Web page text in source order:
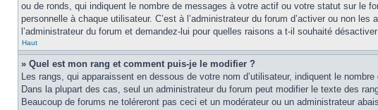
ou de ronds, qui indiquent le nombre de messages à votre actif ou votre statut sur le
personnelle à chaque utilisateur. C’est à l’administrateur du forum d’activer ou non
l’administrateur du forum et demandez-lui pour quelles raisons a t-il souhaité
Haut
» Quel est mon rang et comment puis-je le modifier ?
Les rangs, qui apparaissent en dessous de votre nom d’utilisateur, indiquent le
Dans la plupart des cas, seul un administrateur du forum peut modifier le texte des
Beaucoup de forums ne toléreront pas ceci et un modérateur ou un administrateur